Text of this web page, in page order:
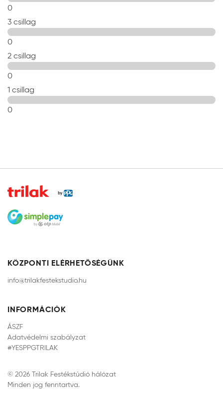
0
3 csillag
0
2 csillag
0
1 csillag
0
KÖZPONTI ELÉRHETŐSÉGÜNK
info@trilakfestekstudio.hu
INFORMÁCIÓK
ÁSZF
Adatvédelmi szabályzat
#YESPPGTRILAK
© 2026 Trilak Festékstúdió hálózat
Minden jog fenntartva.